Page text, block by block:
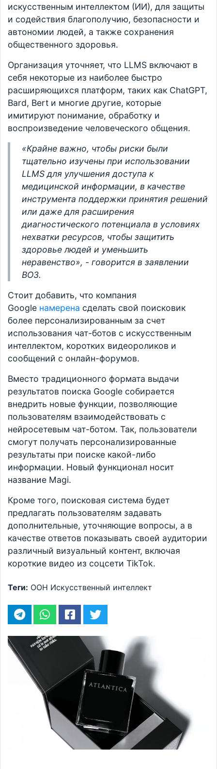
искусственным интеллектом (ИИ), для защиты
и содействия благополучию, безопасности и
автономии людей, а также сохранения
общественного здоровья.
Организация уточняет, что LLMS включают в
себя некоторые из наиболее быстро
расширяющихся платформ, таких как ChatGPT,
Bard, Bert и многие другие, которые
имитируют понимание, обработку и
воспроизведение человеческого общения.
«Крайне важно, чтобы риски были
тщательно изучены при использовании
LLMS для улучшения доступа к
медицинской информации, в качестве
инструмента поддержки принятия решений
или даже для расширения
диагностического потенциала в условиях
нехватки ресурсов, чтобы защитить
здоровье людей и уменьшить
неравенство», - говорится в заявлении
ВОЗ.
Стоит добавить, что компания
Google намерена сделать свой поисковик
более персонализированным за счет
использования чат-ботов с искусственным
интеллектом, коротких видеороликов и
сообщений с онлайн-форумов.
Вместо традиционного формата выдачи
результатов поиска Google собирается
внедрить новые функции, позволяющие
пользователям взаимодействовать с
нейросетевым чат-ботом. Так, пользователи
смогут получать персонализированные
результаты при поиске какой-либо
информации. Новый функционал носит
название Magi.
Кроме того, поисковая система будет
предлагать пользователям задавать
дополнительные, уточняющие вопросы, а в
качестве ответов показывать своей аудитории
различный визуальный контент, включая
короткие видео из соцсети TikTok.
Теги: ООН Искусственный интеллект